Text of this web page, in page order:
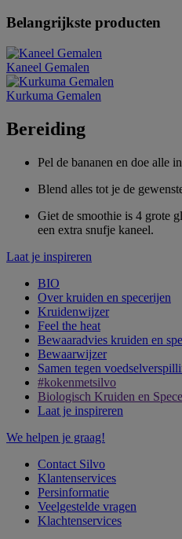
Belangrijkste producten
Kaneel Gemalen
Kurkuma Gemalen
Bereiding
Pel de bananen en doe alle
Blend alles tot je de
Giet de smoothie is 4 grote
een extra snufje kaneel.
Laat je inspireren
BIO
Over kruiden en specerijen
Kruidenwijzer
Feel the heat
Bewaaradvies kruiden en
Bewaarwijzer
Samen tegen
#kokenmetsilvo
Biologisch Kruiden en
Laat je inspireren
We helpen je graag!
Contact Silvo
Klantenservices
Persinformatie
Veelgestelde vragen
Klachtenservices